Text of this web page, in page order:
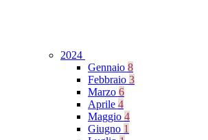
2024
Gennaio 8
Febbraio 3
Marzo 6
Aprile 4
Maggio 4
Giugno 1